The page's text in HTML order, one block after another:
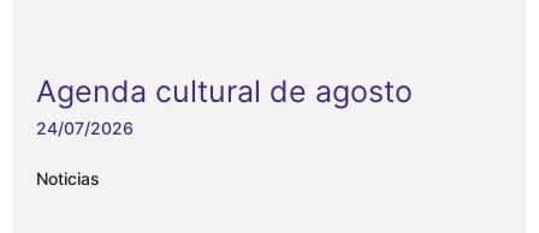
Agenda cultural de agosto
24/07/2026
Noticias